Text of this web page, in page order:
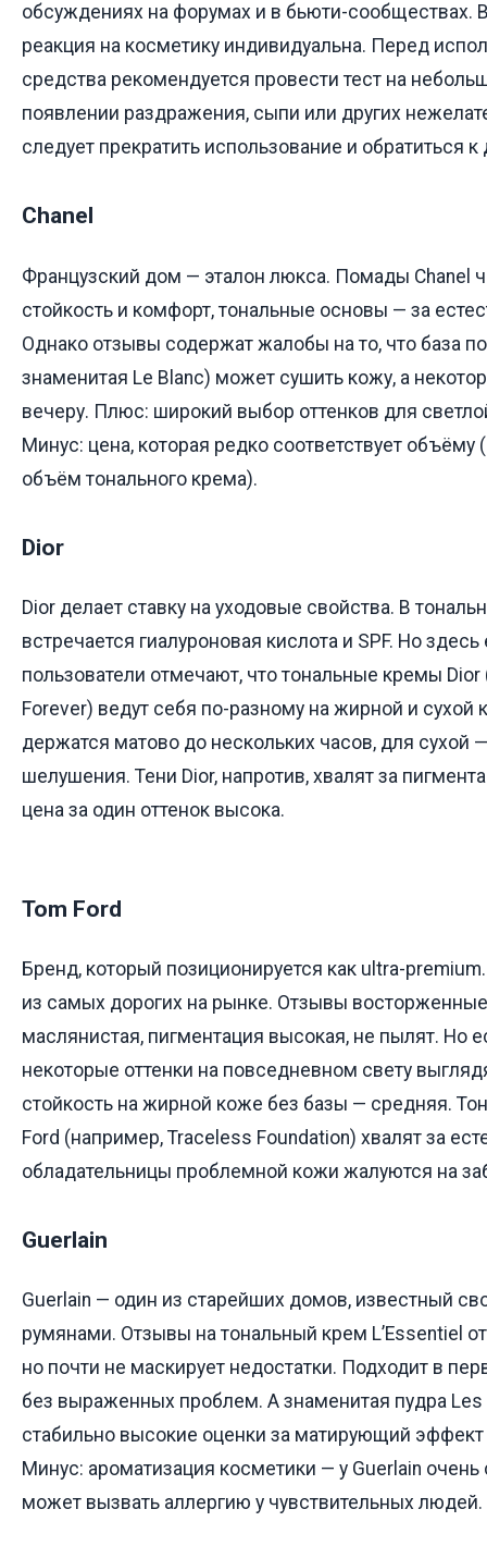
обсуждениях на форумах и в бьюти-сообществах.
реакция на косметику индивидуальна. Перед
средства рекомендуется провести тест на
появлении раздражения, сыпи или других
следует прекратить использование и обратиться к
Chanel
Французский дом — эталон люкса. Помады Chanel
стойкость и комфорт, тональные основы — за
Однако отзывы содержат жалобы на то, что база
знаменитая Le Blanc) может сушить кожу, а
вечеру. Плюс: широкий выбор оттенков для
Минус: цена, которая редко соответствует
объём тонального крема).
Dior
Dior делает ставку на уходовые свойства. В
встречается гиалуроновая кислота и SPF. Но
пользователи отмечают, что тональные кремы
Forever) ведут себя по-разному на жирной и
держатся матово до нескольких часов, для сухой
шелушения. Тени Dior, напротив, хвалят за
цена за один оттенок высока.
Tom Ford
Бренд, который позиционируется как ultra-
из самых дорогих на рынке. Отзывы
маслянистая, пигментация высокая, не пылят. Но
некоторые оттенки на повседневном свету
стойкость на жирной коже без базы — средняя.
Ford (например, Traceless Foundation) хвалят за
обладательницы проблемной кожи жалуются на
Guerlain
Guerlain — один из старейших домов, известный
румянами. Отзывы на тональный крем L’Essentiel
но почти не маскирует недостатки. Подходит в
без выраженных проблем. А знаменитая пудра Les
стабильно высокие оценки за матирующий
Минус: ароматизация косметики — у Guerlain
может вызвать аллергию у чувствительных людей.